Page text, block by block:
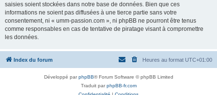
saisies soient stockées dans notre base de données. Bien que ces
informations ne soient pas diffusées à une tierce partie sans votre
consentement, ni « umm-passion.com », ni phpBB ne pourront être tenus
comme responsables en cas de tentative de piratage visant à compromettre
les données.
Index du forum Heures au format UTC+01:00
Développé parphpBB® Forum Software © phpBB Limited
Traduit parphpBB-fr.com